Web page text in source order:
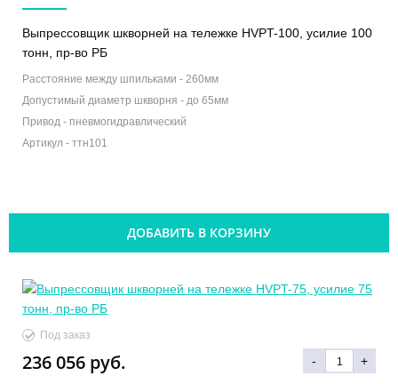
Выпрессовщик шкворней на тележке HVPT-100, усилие 100
тонн, пр-во РБ
Расстояние между шпильками - 260мм
Допустимый диаметр шкворня - до 65мм
Привод - пневмогидравлический
Артикул - ттн101
ДОБАВИТЬ В КОРЗИНУ
Под заказ
236 056 руб. - +